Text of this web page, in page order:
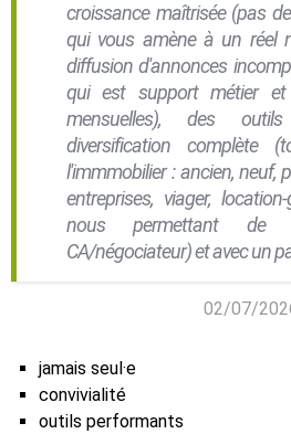
croissance maîtrisée (pas
qui vous amène à un réel
diffusion d'annonces
qui est support métier et
mensuelles), des
diversification complète
l'immmobilier : ancien, neuf,
entreprises, viager,
nous permettant de
CA/négociateur) et avec un
02/07/
jamais seul·e
convivialité
outils performants